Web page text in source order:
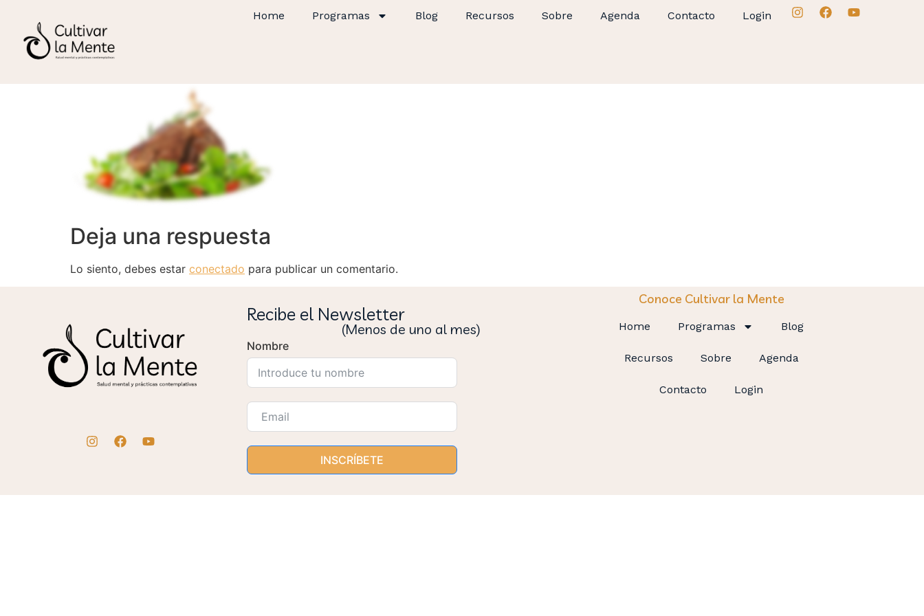
Home Programas Blog Recursos Sobre Agenda Contacto Login
Deja una respuesta
Lo siento, debes estar conectado para publicar un comentario.
Recibe el Newsletter
(Menos de uno al mes)
Nombre
INSCRÍBETE
Conoce Cultivar la Mente
Home Programas Blog
Recursos Sobre Agenda
Contacto Login